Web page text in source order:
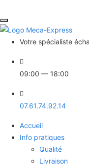
Votre spécialiste
09:00 — 18:00
07.61.74.92.14
Accueil
Info pratiques
Qualité
Livraison